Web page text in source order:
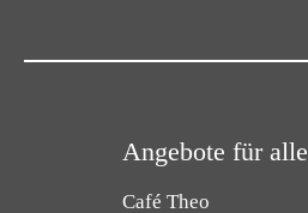
Angebote für alle
Café Theo